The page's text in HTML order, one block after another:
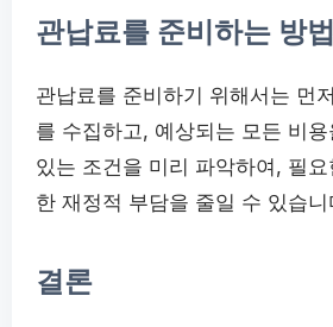
관납료를 준비하는 방법
관납료를 준비하기 위해서는 먼
를 수집하고, 예상되는 모든 비
있는 조건을 미리 파악하여, 필
한 재정적 부담을 줄일 수 있습니
결론